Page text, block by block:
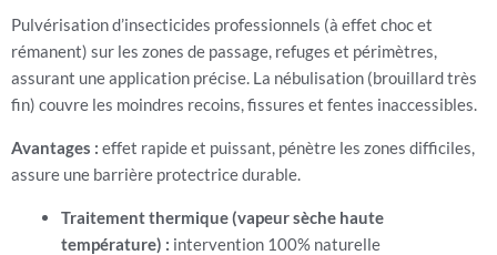
Pulvérisation d’insecticides professionnels (à effet choc et
rémanent) sur les zones de passage, refuges et périmètres,
assurant une application précise. La nébulisation (brouillard très
fin) couvre les moindres recoins, fissures et fentes inaccessibles.
Avantages : effet rapide et puissant, pénètre les zones difficiles,
assure une barrière protectrice durable.
Traitement thermique (vapeur sèche haute
température) : intervention 100% naturelle